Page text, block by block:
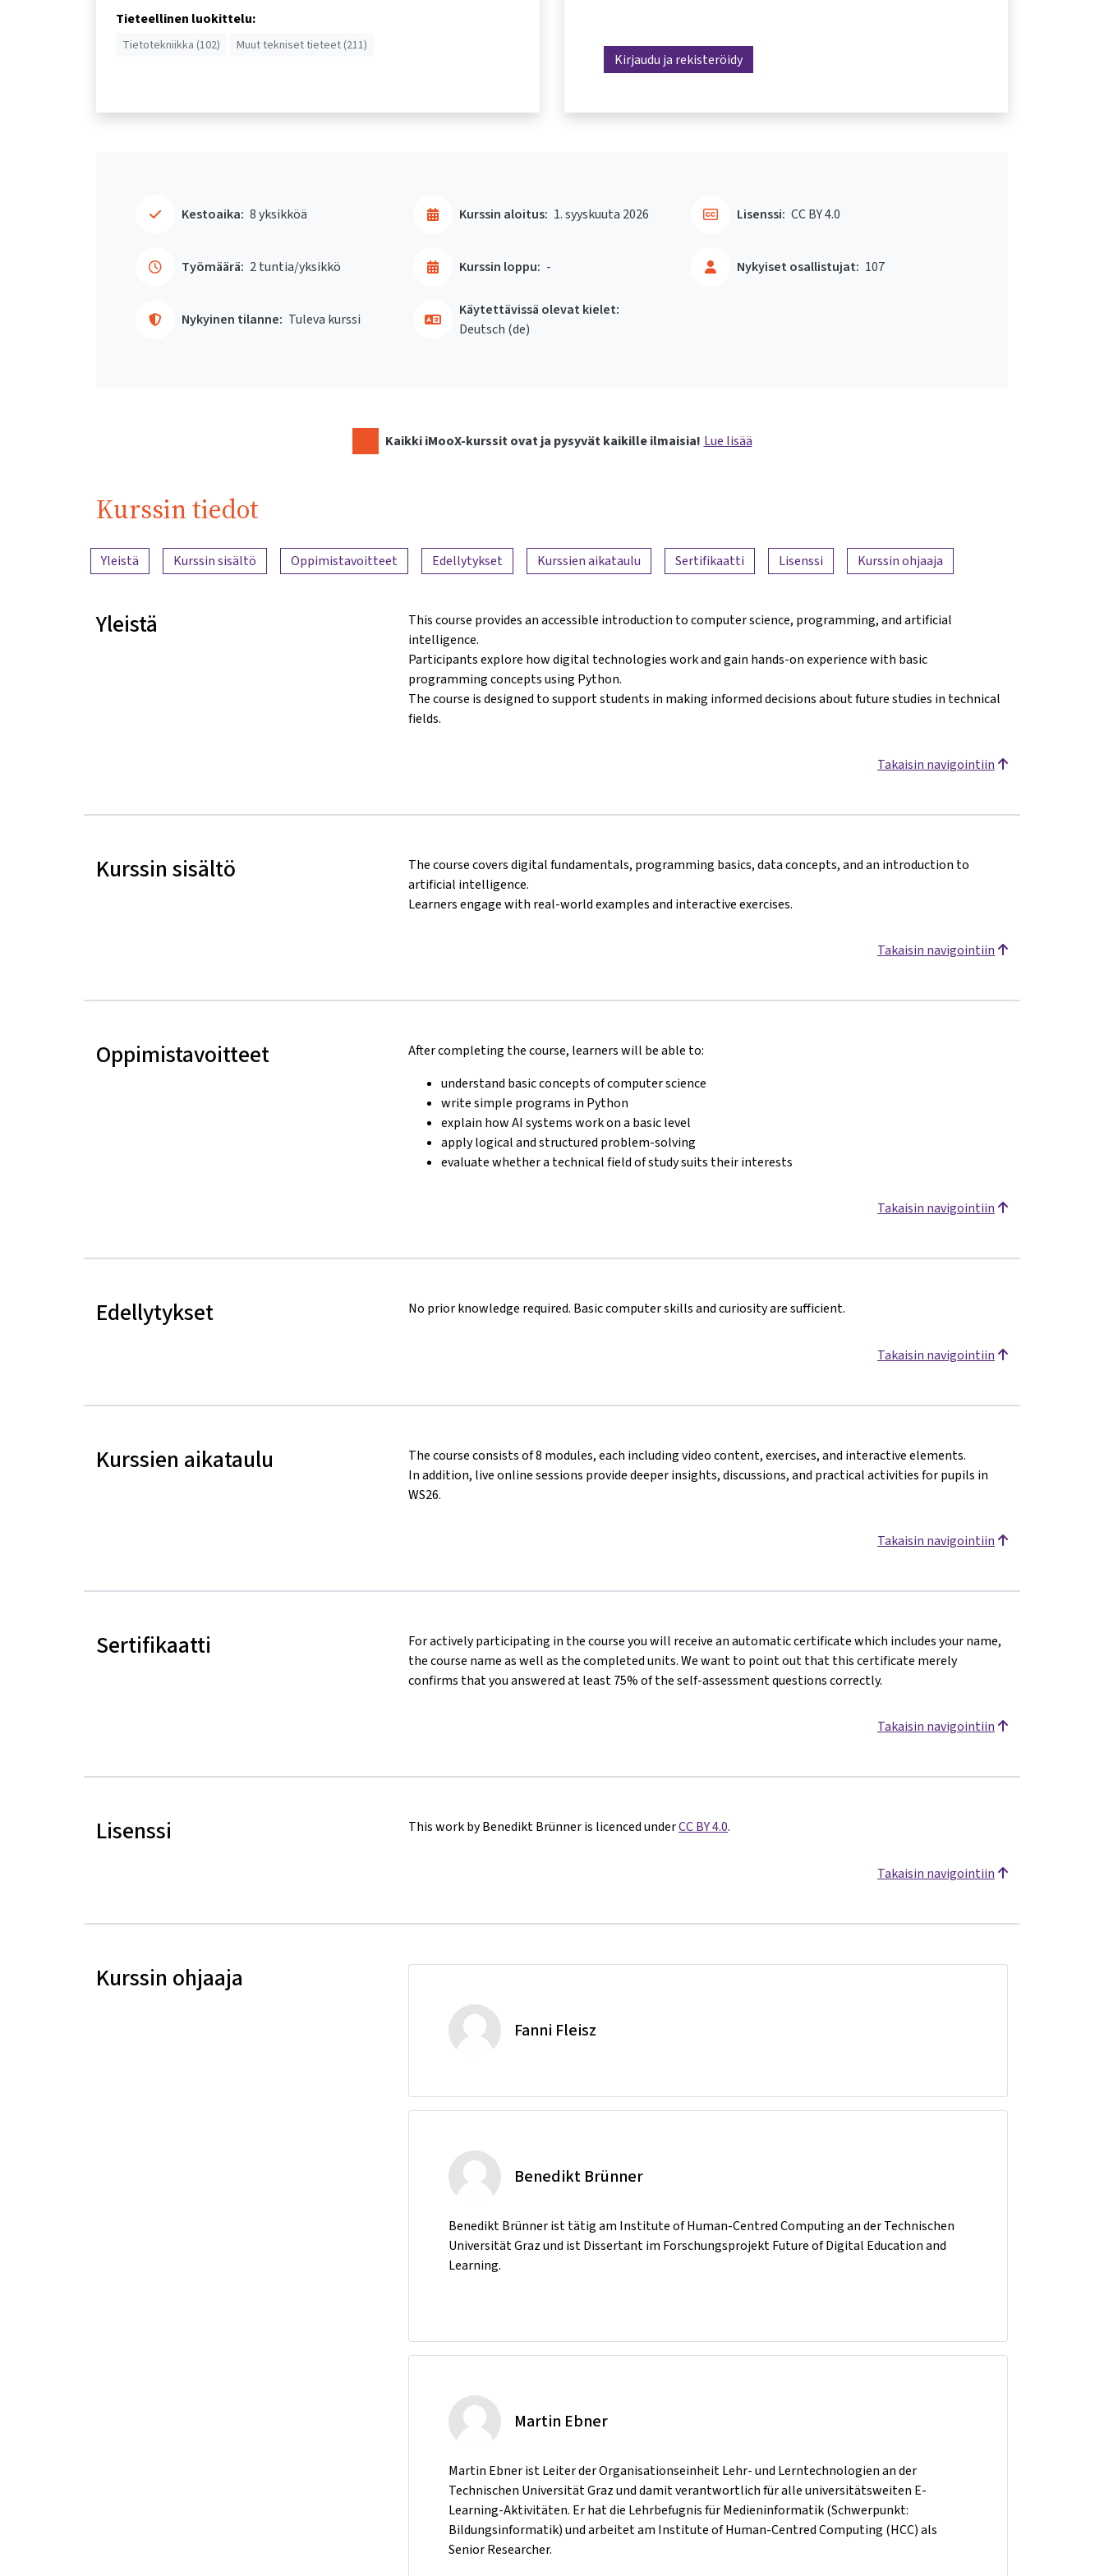
Tieteellinen luokittelu:
Tietotekniikka (102) Muut tekniset tieteet (211)
Kirjaudu ja rekisteröidy
Kestoaika: 8 yksikköä
Työmäärä: 2 tuntia/yksikkö
Kurssin aloitus: 1. syyskuuta 2026
Kurssin loppu: -
Nykyinen tilanne: Tuleva kurssi
Nykyiset osallistujat: 107
Lisenssi: CC BY 4.0
Käytettävissä olevat kielet:
Deutsch ‎(de)‎
Kaikki iMooX-kurssit ovat ja pysyvät kaikille ilmaisia! Lue lisää
Kurssin tiedot
Sisällön yleiskatsaus
Yleistä Kurssin sisältö Oppimistavoitteet Edellytykset Kurssien aikataulu Sertifikaatti Lisenssi Kurssin ohjaaja
Yleistä
This course provides an accessible introduction to computer science, programming, and artificial
intelligence.
Participants explore how digital technologies work and gain hands-on experience with basic
programming concepts using Python.
The course is designed to support students in making informed decisions about future studies in technical
fields.
Takaisin navigointiin
Kurssin sisältö
The course covers digital fundamentals, programming basics, data concepts, and an introduction to
artificial intelligence.
Learners engage with real-world examples and interactive exercises.
Takaisin navigointiin
Oppimistavoitteet
After completing the course, learners will be able to:
understand basic concepts of computer science
write simple programs in Python
explain how AI systems work on a basic level
apply logical and structured problem-solving
evaluate whether a technical field of study suits their interests
Takaisin navigointiin
Edellytykset No prior knowledge required. Basic computer skills and curiosity are sufficient.
Takaisin navigointiin
Kurssien aikataulu
The course consists of 8 modules, each including video content, exercises, and interactive elements.
In addition, live online sessions provide deeper insights, discussions, and practical activities for pupils in
WS26.
Takaisin navigointiin
Sertifikaatti
For actively participating in the course you will receive an automatic certificate which includes your name,
the course name as well as the completed units. We want to point out that this certificate merely
confirms that you answered at least 75% of the self-assessment questions correctly.
Takaisin navigointiin
Lisenssi This work by Benedikt Brünner is licenced underCC BY 4.0.
Takaisin navigointiin
Kurssin ohjaaja
Fanni Fleisz
Benedikt Brünner
Benedikt Brünner ist tätig am Institute of Human-Centred Computing an der Technischen
Universität Graz und ist Dissertant im Forschungsprojekt Future of Digital Education and
Learning.
Martin Ebner
Martin Ebner ist Leiter der Organisationseinheit Lehr- und Lerntechnologien an der
Technischen Universität Graz und damit verantwortlich für alle universitätsweiten E-
Learning-Aktivitäten. Er hat die Lehrbefugnis für Medieninformatik (Schwerpunkt:
Bildungsinformatik) und arbeitet am Institute of Human-Centred Computing (HCC) als
Senior Researcher.